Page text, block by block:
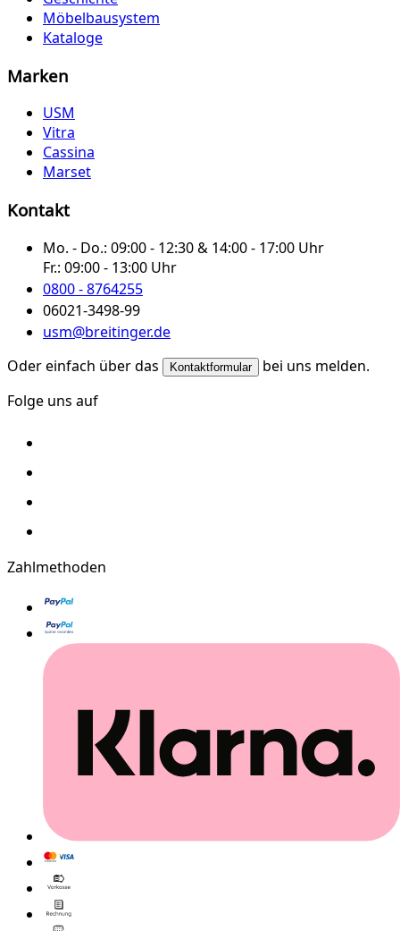
Möbelbausystem
Kataloge
Marken
USM
Vitra
Cassina
Marset
Kontakt
Mo. - Do.: 09:00 - 12:30 & 14:00 - 17:00 Uhr
Fr.: 09:00 - 13:00 Uhr
0800 - 8764255
06021-3498-99
usm@breitinger.de
Oder einfach über das
Kontaktformular
bei uns melden.
Folge uns auf
Zahlmethoden